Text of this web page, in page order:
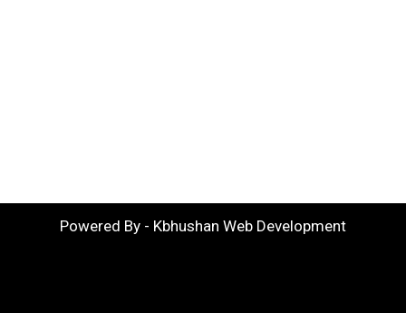
Powered By - Kbhushan Web Development